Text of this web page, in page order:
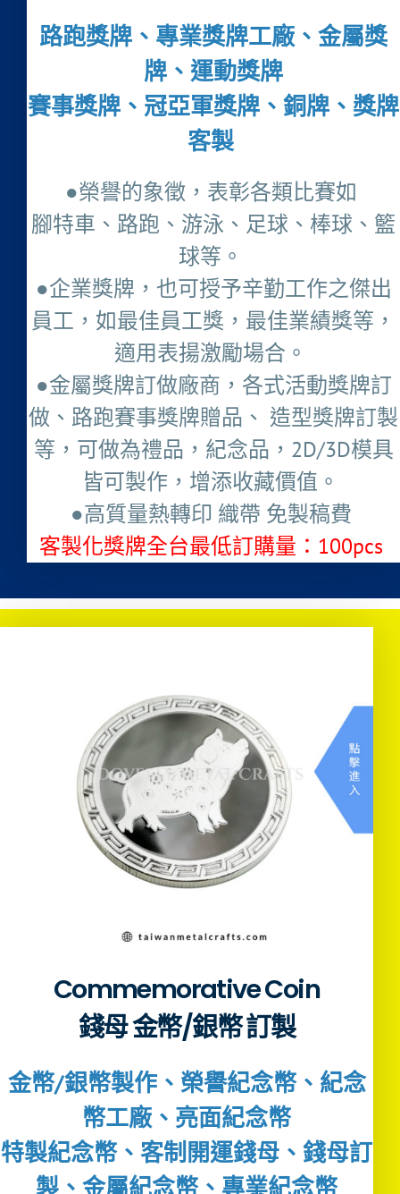
路跑獎牌、專業獎牌工廠、金屬獎
牌、運動獎牌
賽事獎牌、冠亞軍獎牌、銅牌、獎牌
客製
●榮譽的象徵，表彰各類比賽如
腳特車、路跑、游泳、足球、棒球、籃
球等。
●企業獎牌，也可授予辛勤工作之傑出
員工，如最佳員工獎，最佳業績獎等，
適用表揚激勵場合。
●金屬獎牌訂做廠商，各式活動獎牌訂
做、路跑賽事獎牌贈品、 造型獎牌訂製
等，可做為禮品，紀念品，2D/3D模具
皆可製作，增添收藏價值。
●高質量熱轉印 織帶 免製稿費
客製化獎牌全台最低訂購量：100pcs ​
Commemorative Coin
錢母 金幣/銀幣 訂製
金幣/銀幣製作、榮譽紀念幣、紀念
幣工廠、亮面紀念幣
特製紀念幣、客制開運錢母、錢母訂
製、金屬紀念幣、專業紀念幣